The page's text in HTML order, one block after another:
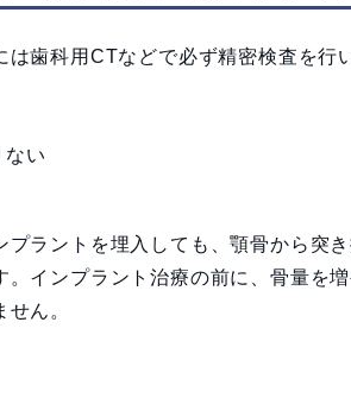
歯科用CTなどで必ず精密検査を行
ない
プラントを埋入しても、顎骨から突
。インプラント治療の前に、骨量を
ん。